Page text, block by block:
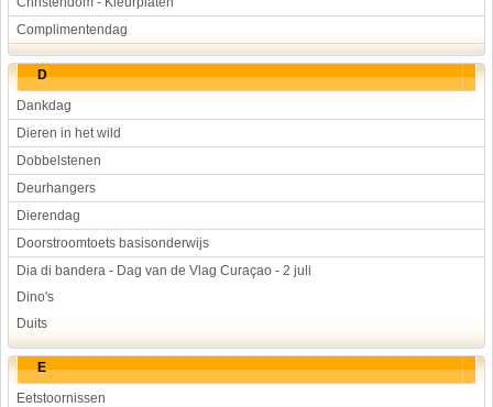
Complimentendag
D
Dankdag
Dieren in het wild
Dobbelstenen
Deurhangers
Dierendag
Doorstroomtoets basisonderwijs
Dia di bandera - Dag van de Vlag Curaçao - 2 juli
Dino's
Duits
E
Eetstoornissen